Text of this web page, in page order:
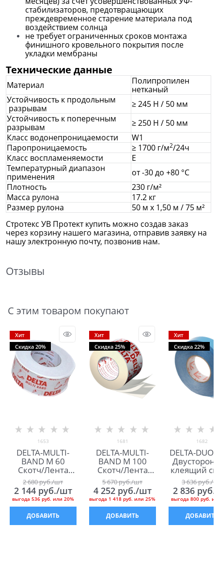
стабилизаторов, предотвращающих
преждевременное старение материала под
воздействием солнца
не требует ограниченных сроков монтажа
финишного кровельного покрытия после
укладки мембраны
Технические данные
Материал
Полипропилен
нетканый
Устойчивость к продольным
разрывам
≥ 245 Н / 50 мм
Устойчивость к поперечным
разрывам
≥ 250 Н / 50 мм
Класс водонепроницаемости
W1
Паропроницаемость
≥ 1700 г/м2/24ч
Класс воспламеняемости
Е
Температурный диапазон
применения
от -30 до +80 °C
Плотность
230 г/м²
Масса рулона
17.2 кг
Размер рулона
50 м x 1,50 м / 75 м²
Стротекс УВ Протект купить можно создав заказ
через корзину нашего магазина, отправив заявку на
нашу электронную почту, позвонив нам.
Отзывы
С этим товаром покупают
Хит
Скидка 20%
1653
DELTA-MULTI-
BAND M 60
Скотч/Лента
Дельта Мульти
Бэнд М 60
2 680 руб./шт
2 144 руб./шт
выгода 536 руб. или 20%
ДОБАВИТЬ
Хит
Скидка 25%
1681
DELTA-MULTI-
BAND M 100
Скотч/Лента
Дельта Мульти
Бэнд М 100
5 670 руб./шт
4 252 руб./шт
выгода 1 418 руб. или25%
ДОБАВИТЬ
Хит
Скидка 22%
1682
DELTA-DUO
клеящий
лента
Дуо
3 636 руб./
2 836
выгода 800 руб.